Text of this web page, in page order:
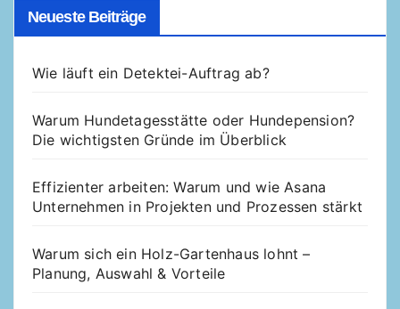
Neueste Beiträge
Wie läuft ein Detektei-Auftrag ab?
Warum Hundetagesstätte oder Hundepension?
Die wichtigsten Gründe im Überblick
Effizienter arbeiten: Warum und wie Asana
Unternehmen in Projekten und Prozessen stärkt
Warum sich ein Holz-Gartenhaus lohnt –
Planung, Auswahl & Vorteile